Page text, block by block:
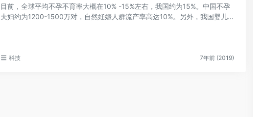
目前，全球平均不孕不育率大概在10% -15%左右，我国约为15%。中国不孕
夫妇约为1200-1500万对，自然妊娠人群流产率高达10%。另外，我国婴儿出
科技 7年前 (2019)